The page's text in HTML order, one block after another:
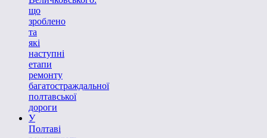
що
зроблено
та
які
наступні
етапи
ремонту
багатостраждальної
полтавської
дороги
У
Полтаві